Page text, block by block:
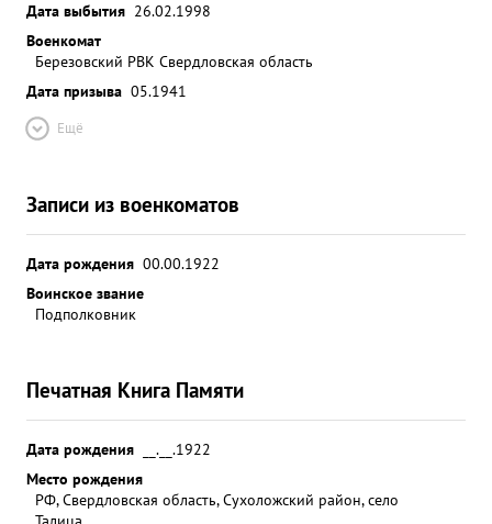
Дата выбытия 26.02.1998
Военкомат
Березовский РВК Свердловская область
Дата призыва 05.1941
Ещё
Записи из военкоматов
Дата рождения 00.00.1922
Воинское звание
Подполковник
Печатная Книга Памяти
Дата рождения
__.__.1922
Место рождения
РФ, Свердловская область, Сухоложский район, село